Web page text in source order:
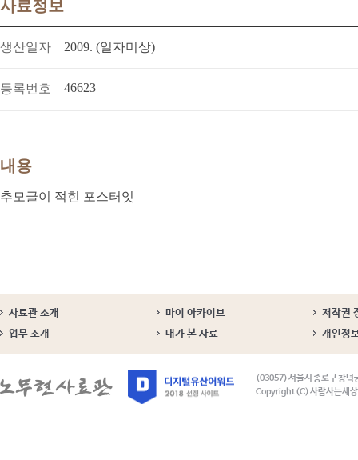
사료정보
생산일자 2009. (일자미상)
등록번호 46623
내용
추모글이 적힌 포스터잇
사료관 소개 마이 아카이브
저작권
업무 소개
내가 본 사료 개인정
(03057) 서울시 종로구 창덕
Copyright (C) 사람사는세